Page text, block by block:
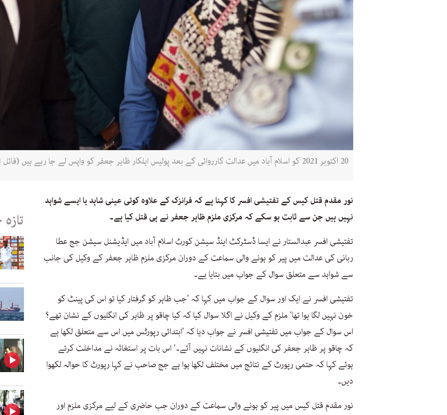
20 اکتوبر 2021 کو اسلام آباد میں عدالت کارروائی کے بعد پولیس اہلکار ظاہر جعفر کو واپس لے جا رہے ہیں (فائل تصویر: اے ایف پی)
نور مقدم قتل کیس کے تفتیشی افسر کا کہنا ہے کہ فرانزک کے علاوہ کوئی عینی شاہد یا ایسے شواہد
نہیں ہیں جن سے ثابت ہو سکے کہ مرکزی ملزم ظاہر جعفر نے ہی قتل کیا ہے۔
تفتیشی افسر عبدالستار نے ایسا ڈسٹرکٹ اینڈ سیشن کورٹ اسلام آباد میں ایڈیشنل سیشن جج عطا
ربانی کی عدالت میں پیر کو ہونے والی سماعت کے دوران مرکزی ملزم ظاہر جعفر کے وکیل کی جانب
سے شواہد سے متعلق سوال کے جواب میں بتایا ہے۔
تفتیشی افسر نے ایک اور سوال کے جواب میں کہا کہ ’جب ظاہر کو گرفتار کیا تو اس کی پینٹ کو
خون نہیں لگا ہوا تھا‘ ملزم کے وکیل نے اگلا سوال کیا کہ کیا چاقو پر ظاہر کی انگلیوں کے نشان تھے؟
اس سوال کے جواب میں تفتیشی افسر نے جواب دیا کہ ’ابتدائی رپورٹس میں اس سے متعلق لکھا ہے
کہ چاقو پر ظاہر جعفر کی انگلیوں کے نشانات نہیں آئے۔‘ اس بات پر استغاثہ نے مداخلت کرتے
ہوئے کہا کہ حتمی رپورٹ کے نتائج میں مختلف لکھا ہوا ہے جج صاحب نے کہا رپورٹ کا حوالہ لکھوا
دیں۔
نور مقدم قتل کیس میں پیر کو ہونے والی سماعت کے دوران جب حاضری کے لیے مرکزی ملزم اور